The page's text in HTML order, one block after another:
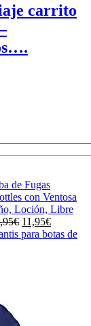
carrito
de Fugas
con Ventosa
Loción, Libre
€ El
precio
11,95€El
precio
para botas de